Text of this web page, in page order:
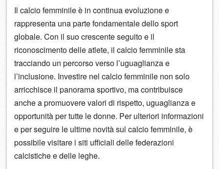
Il calcio femminile è in continua evoluzione e
rappresenta una parte fondamentale dello sport
globale. Con il suo crescente seguito e il
riconoscimento delle atlete, il calcio femminile sta
tracciando un percorso verso l’uguaglianza e
l’inclusione. Investire nel calcio femminile non solo
arricchisce il panorama sportivo, ma contribuisce
anche a promuovere valori di rispetto, uguaglianza e
opportunità per tutte le donne. Per ulteriori informazioni
e per seguire le ultime novità sul calcio femminile, è
possibile visitare i siti ufficiali delle federazioni
calcistiche e delle leghe.